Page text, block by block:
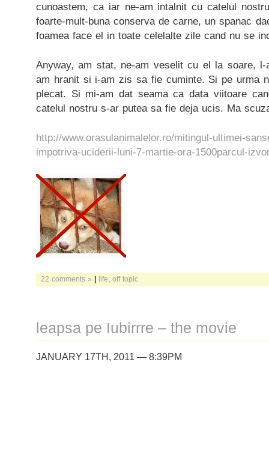
cunoastem, ca iar ne-am intalnit cu catelul
foarte-mult-buna conserva de carne, un spanac
foamea face el in toate celelalte zile cand nu se
Anyway, am stat, ne-am veselit cu el la soare,
am hranit si i-am zis sa fie cuminte. Si pe urma
plecat. Si mi-am dat seama ca data viitoare
catelul nostru s-ar putea sa fie deja ucis. Ma
http://www.orasulanimalelor.ro/mitingul-ultimei-
impotriva-uciderii-luni-7-martie-ora-1500parcul-
22 comments » | life off topic
leapsa pe Iubirrre – the movie
JANUARY 17TH, 2011 — 8:39PM